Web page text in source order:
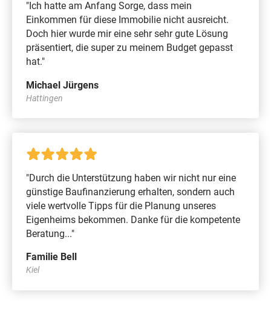
"Ich hatte am Anfang Sorge, dass mein
Einkommen für diese Immobilie nicht ausreicht.
Doch hier wurde mir eine sehr sehr gute Lösung
präsentiert, die super zu meinem Budget gepasst
hat."
Michael Jürgens
Hattingen
"Durch die Unterstützung haben wir nicht nur eine
günstige Baufinanzierung erhalten, sondern auch
viele wertvolle Tipps für die Planung unseres
Eigenheims bekommen. Danke für die kompetente
Beratung..."
Familie Bell
Kiel